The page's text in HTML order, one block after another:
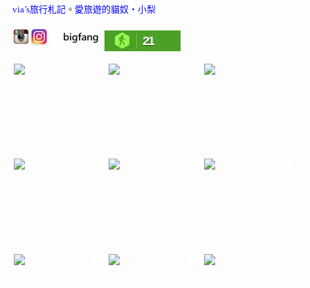
via’s旅行札記。 愛旅遊的貓奴‧小梨
21